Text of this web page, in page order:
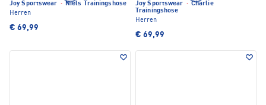
Joy Sportswear · Niels Trainingshose
Herren
€ 69,99
Joy Sportswear · Charlie
Trainingshose
Herren
€ 69,99